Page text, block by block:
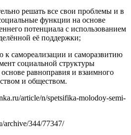
решать все свои проблемы и в
функции на основе
потенциала с использованием
её поддержки;
к самореализации и саморазвитию
социальной структуры
равноправия и взаимного
и обществом.
article/n/spetsifika-molodoy-semi-
archive/344/77347/